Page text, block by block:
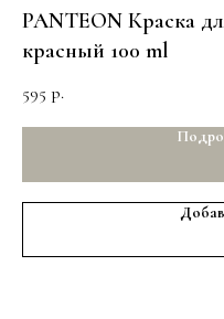
PANTEON Краска
красный 100 ml
595 р.